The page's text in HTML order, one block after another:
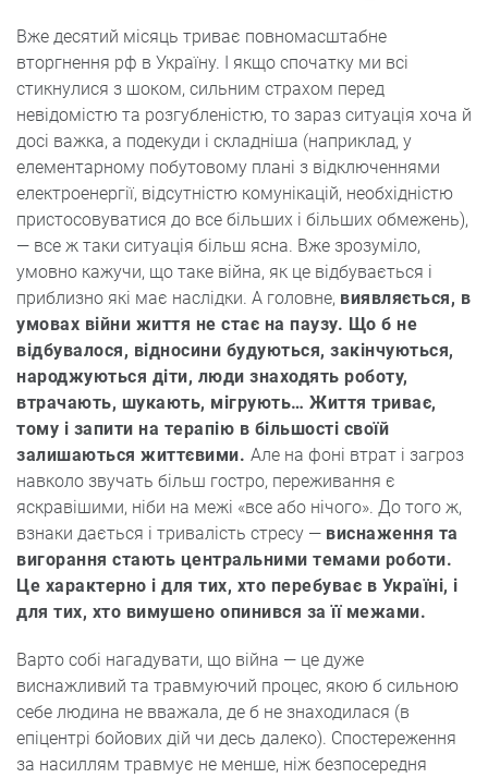
Вже десятий місяць триває повномасштабне
вторгнення рф в Україну. І якщо спочатку ми всі
стикнулися з шоком, сильним страхом перед
невідомістю та розгубленістю, то зараз ситуація хоча й
досі важка, а подекуди і складніша (наприклад, у
елементарному побутовому плані з відключеннями
електроенергії, відсутністю комунікацій, необхідністю
пристосовуватися до все більших і більших обмежень),
— все ж таки ситуація більш ясна. Вже зрозуміло,
умовно кажучи, що таке війна, як це відбувається і
приблизно які має наслідки. А головне, виявляється, в
умовах війни життя не стає на паузу. Що б не
відбувалося, відносини будуються, закінчуються,
народжуються діти, люди знаходять роботу,
втрачають, шукають, мігрують… Життя триває,
тому і запити на терапію в більшості своїй
залишаються життєвими. Але на фоні втрат і загроз
навколо звучать більш гостро, переживання є
яскравішими, ніби на межі «все або нічого». До того ж,
взнаки дається і тривалість стресу — виснаження та
вигорання стають центральними темами роботи.
Це характерно і для тих, хто перебуває в Україні, і
для тих, хто вимушено опинився за її межами.
Варто собі нагадувати, що війна — це дуже
виснажливий та травмуючий процес, якою б сильною
себе людина не вважала, де б не знаходилася (в
епіцентрі бойових дій чи десь далеко). Спостереження
за насиллям травмує не менше, ніж безпосередня